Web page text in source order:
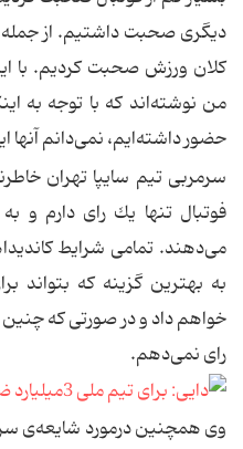
دیگری صحبت داشتیم. از جمله
كلان ورزش صحبت كردیم. با
من نوشته‌اند كه با توجه به
حضور داشته‌ایم، نمی‌دانم آنها
سرمربی تیم سایپا تهران
می‌دهند. تمامی شرایط
به بهترین گزینه كه بتواند
خواهم داد و در صورتی كه
رای نمی‌دهم.
وی همچنین درمورد شایعه‌ی